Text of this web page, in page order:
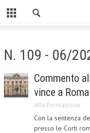
CHI SIAMO
MISSION
CENTRO STUDI
N. 109 - 06/
Commento
vince a
Alta Formazione
Con la sentenza
presso le Corti